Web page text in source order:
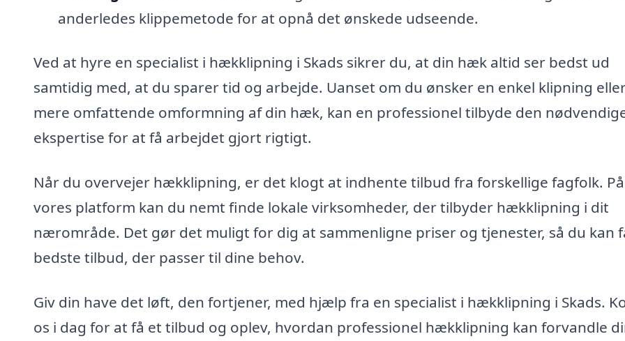
anderledes klippemetode for at opnå det ønskede udseende.
Ved at hyre en specialist i hækklipning i Skads sikrer du, at din hæk altid ser bedst ud
samtidig med, at du sparer tid og arbejde. Uanset om du ønsker en enkel klipning
mere omfattende omformning af din hæk, kan en professionel tilbyde den
ekspertise for at få arbejdet gjort rigtigt.
Når du overvejer hækklipning, er det klogt at indhente tilbud fra forskellige fagfolk. På
vores platform kan du nemt finde lokale virksomheder, der tilbyder hækklipning i dit
nærområde. Det gør det muligt for dig at sammenligne priser og tjenester, så du kan
bedste tilbud, der passer til dine behov.
Giv din have det løft, den fortjener, med hjælp fra en specialist i hækklipning i Skads.
os i dag for at få et tilbud og oplev, hvordan professionel hækklipning kan forvandle